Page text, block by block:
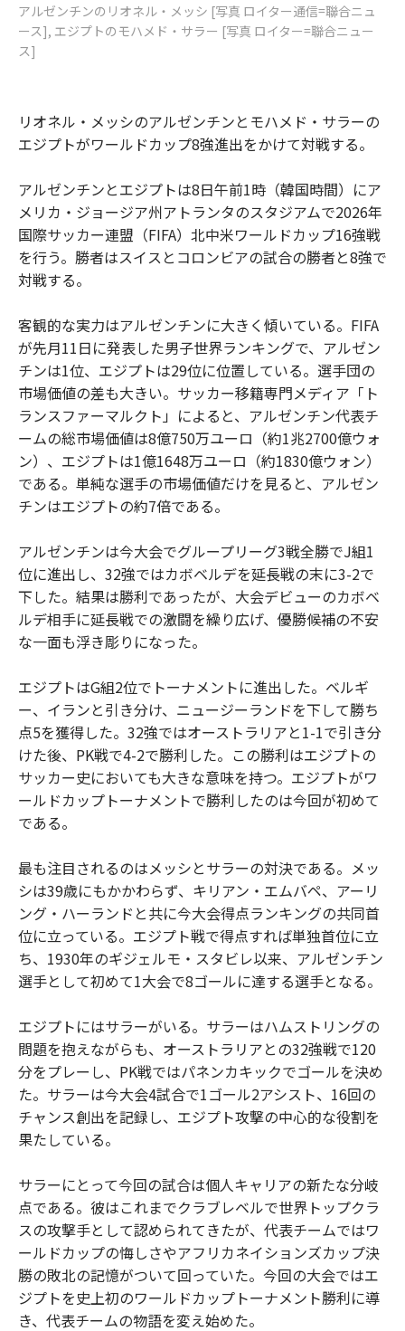
アルゼンチンのリオネル・メッシ [写真 ロイター通信=聯合ニュ
ース], エジプトのモハメド・サラー [写真 ロイター=聯合ニュー
ス]
リオネル・メッシのアルゼンチンとモハメド・サラーの
エジプトがワールドカップ8強進出をかけて対戦する。
アルゼンチンとエジプトは8日午前1時（韓国時間）にア
メリカ・ジョージア州アトランタのスタジアムで2026年
国際サッカー連盟（FIFA）北中米ワールドカップ16強戦
を行う。勝者はスイスとコロンビアの試合の勝者と8強で
対戦する。
客観的な実力はアルゼンチンに大きく傾いている。FIFA
が先月11日に発表した男子世界ランキングで、アルゼン
チンは1位、エジプトは29位に位置している。選手団の
市場価値の差も大きい。サッカー移籍専門メディア「ト
ランスファーマルクト」によると、アルゼンチン代表チ
ームの総市場価値は8億750万ユーロ（約1兆2700億ウォ
ン）、エジプトは1億1648万ユーロ（約1830億ウォン）
である。単純な選手の市場価値だけを見ると、アルゼン
チンはエジプトの約7倍である。
アルゼンチンは今大会でグループリーグ3戦全勝でJ組1
位に進出し、32強ではカボベルデを延長戦の末に3-2で
下した。結果は勝利であったが、大会デビューのカボベ
ルデ相手に延長戦での激闘を繰り広げ、優勝候補の不安
な一面も浮き彫りになった。
エジプトはG組2位でトーナメントに進出した。ベルギ
ー、イランと引き分け、ニュージーランドを下して勝ち
点5を獲得した。32強ではオーストラリアと1-1で引き分
けた後、PK戦で4-2で勝利した。この勝利はエジプトの
サッカー史においても大きな意味を持つ。エジプトがワ
ールドカップトーナメントで勝利したのは今回が初めて
である。
最も注目されるのはメッシとサラーの対決である。メッ
シは39歳にもかかわらず、キリアン・エムバペ、アーリ
ング・ハーランドと共に今大会得点ランキングの共同首
位に立っている。エジプト戦で得点すれば単独首位に立
ち、1930年のギジェルモ・スタビレ以来、アルゼンチン
選手として初めて1大会で8ゴールに達する選手となる。
エジプトにはサラーがいる。サラーはハムストリングの
問題を抱えながらも、オーストラリアとの32強戦で120
分をプレーし、PK戦ではパネンカキックでゴールを決め
た。サラーは今大会4試合で1ゴール2アシスト、16回の
チャンス創出を記録し、エジプト攻撃の中心的な役割を
果たしている。
サラーにとって今回の試合は個人キャリアの新たな分岐
点である。彼はこれまでクラブレベルで世界トップクラ
スの攻撃手として認められてきたが、代表チームではワ
ールドカップの悔しさやアフリカネイションズカップ決
勝の敗北の記憶がついて回っていた。今回の大会ではエ
ジプトを史上初のワールドカップトーナメント勝利に導
き、代表チームの物語を変え始めた。